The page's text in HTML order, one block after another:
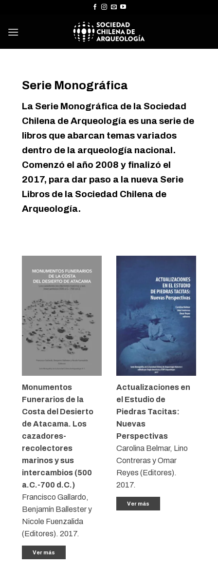
content
Serie Monográfica
La Serie Monográfica de la Sociedad
Chilena de Arqueología es una serie de
libros que abarcan temas variados
dentro de la arqueología nacional.
Comenzó el año 2008 y finalizó el
2017, para dar paso a la nueva Serie
Libros de la Sociedad Chilena de
Arqueología.
Monumentos
Funerarios de la
Costa del Desierto
de Atacama. Los
cazadores-
recolectores
marinos y sus
intercambios (500
a.C.-700 d.C.)
Francisco Gallardo,
Benjamín Ballester y
Nicole Fuenzalida
(Editores). 2017.
Ver más
Actualizaciones en
el Estudio de
Piedras Tacitas:
Nuevas
Perspectivas
Carolina Belmar, Lino
Contreras y Omar
Reyes (Editores).
2017.
Ver más